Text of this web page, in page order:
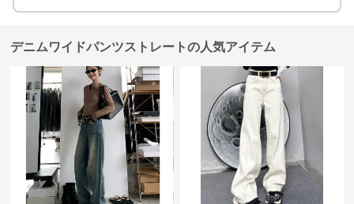
デニムワイドパンツストレートの人気アイテム